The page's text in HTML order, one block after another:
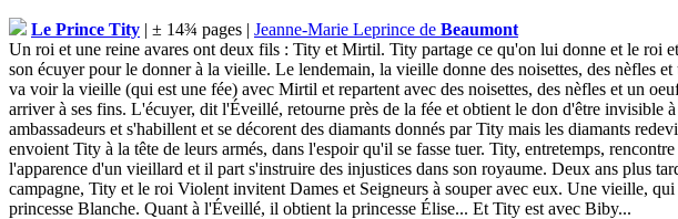
Le Prince Tity | ± 14¾ pages | Jeanne-Marie Leprince de Beaumont
Un roi et une reine avares ont deux fils : Tity et Mirtil. Tity partage ce qu'on lui donne et le roi
son écuyer pour le donner à la vieille. Le lendemain, la vieille donne des noisettes, des nèfles
va voir la vieille (qui est une fée) avec Mirtil et repartent avec des noisettes, des nèfles et un
arriver à ses fins. L'écuyer, dit l'Éveillé, retourne près de la fée et obtient le don d'être
ambassadeurs et s'habillent et se décorent des diamants donnés par Tity mais les diamants
envoient Tity à la tête de leurs armés, dans l'espoir qu'il se fasse tuer. Tity, entretemps,
l'apparence d'un vieillard et il part s'instruire des injustices dans son royaume. Deux ans plus
campagne, Tity et le roi Violent invitent Dames et Seigneurs à souper avec eux. Une vieille,
princesse Blanche. Quant à l'Éveillé, il obtient la princesse Élise... Et Tity est avec Biby...